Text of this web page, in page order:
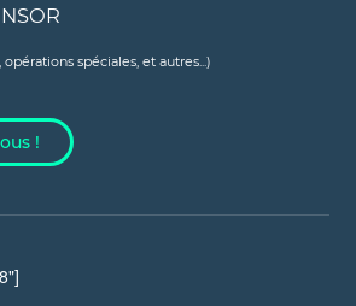
spéciales, et autres...)
!